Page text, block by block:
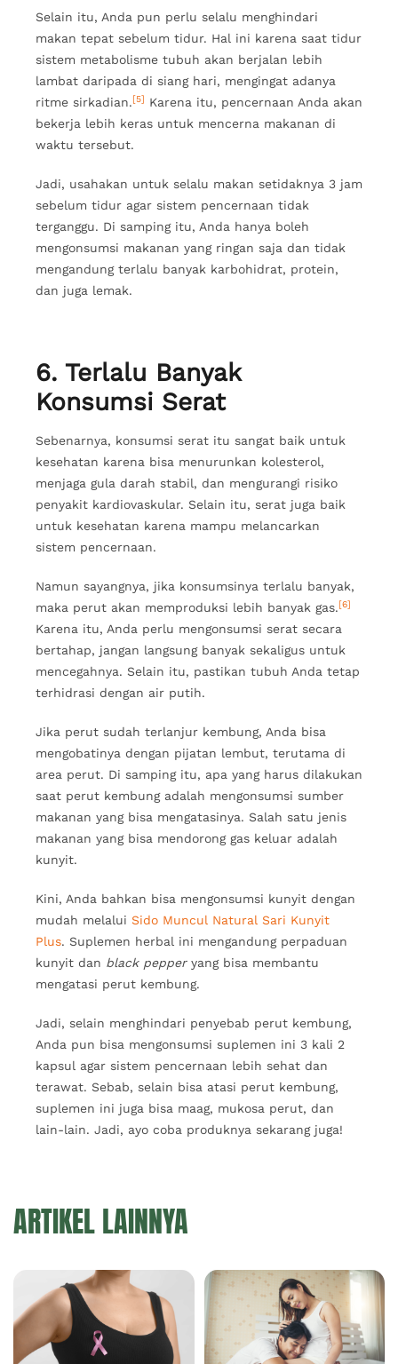
Selain itu, Anda pun perlu selalu menghindari
makan tepat sebelum tidur. Hal ini karena saat tidur
sistem metabolisme tubuh akan berjalan lebih
lambat daripada di siang hari, mengingat adanya
ritme sirkadian. [5] Karena itu, pencernaan Anda akan
bekerja lebih keras untuk mencerna makanan di
waktu tersebut.
Jadi, usahakan untuk selalu makan setidaknya 3 jam
sebelum tidur agar sistem pencernaan tidak
terganggu. Di samping itu, Anda hanya boleh
mengonsumsi makanan yang ringan saja dan tidak
mengandung terlalu banyak karbohidrat, protein,
dan juga lemak.
6. Terlalu Banyak
Konsumsi Serat
Sebenarnya, konsumsi serat itu sangat baik untuk
kesehatan karena bisa menurunkan kolesterol,
menjaga gula darah stabil, dan mengurangi risiko
penyakit kardiovaskular. Selain itu, serat juga baik
untuk kesehatan karena mampu melancarkan
sistem pencernaan.
Namun sayangnya, jika konsumsinya terlalu banyak,
maka perut akan memproduksi lebih banyak gas.[6]
Karena itu, Anda perlu mengonsumsi serat secara
bertahap, jangan langsung banyak sekaligus untuk
mencegahnya. Selain itu, pastikan tubuh Anda tetap
terhidrasi dengan air putih.
Jika perut sudah terlanjur kembung, Anda bisa
mengobatinya dengan pijatan lembut, terutama di
area perut. Di samping itu, apa yang harus dilakukan
saat perut kembung adalah mengonsumsi sumber
makanan yang bisa mengatasinya. Salah satu jenis
makanan yang bisa mendorong gas keluar adalah
kunyit.
Kini, Anda bahkan bisa mengonsumsi kunyit dengan
mudah melalui Sido Muncul Natural Sari Kunyit
Plus. Suplemen herbal ini mengandung perpaduan
kunyit dan black pepperyang bisa membantu
mengatasi perut kembung.
Jadi, selain menghindari penyebab perut kembung,
Anda pun bisa mengonsumsi suplemen ini 3 kali 2
kapsul agar sistem pencernaan lebih sehat dan
terawat. Sebab, selain bisa atasi perut kembung,
suplemen ini juga bisa maag, mukosa perut, dan
lain-lain. Jadi, ayo coba produknya sekarang juga!
ARTIKEL LAINNYA